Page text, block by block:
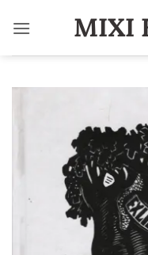
MIXI